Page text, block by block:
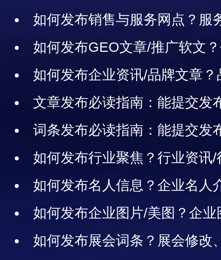
如何发布销售与服务网点？服
息怎样发布
如何发布GEO文章/推广软文
修改、删除、案例说明
如何发布企业资讯/品牌文章
布、修改、删除、案例说明
文章发布必读指南：能提交发
布、修改、删除、审核、展示，
词条发布必读指南：能提交发
布、修改、删除、审核、展示、
返还
如何发布行业聚焦？行业资讯
案例说明
如何发布名人信息？企业名人
物词条的发布、修改、删除、案
如何发布企业图片/美图？企
南
如何发布展会词条？展会修改